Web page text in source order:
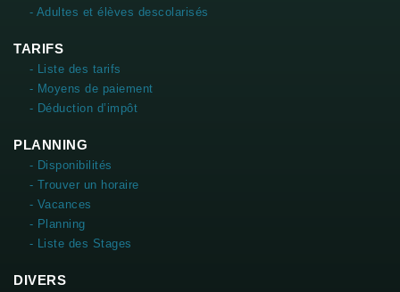
- Adultes et élèves descolarisés
TARIFS
- Liste des tarifs
- Moyens de paiement
- Déduction d’impôt
PLANNING
- Disponibilités
- Trouver un horaire
- Vacances
- Planning
- Liste des Stages
DIVERS